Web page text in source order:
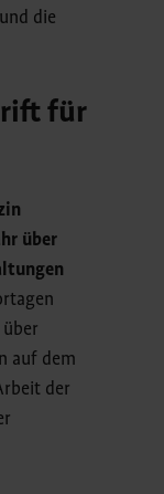
und die
für
über
auf dem
der